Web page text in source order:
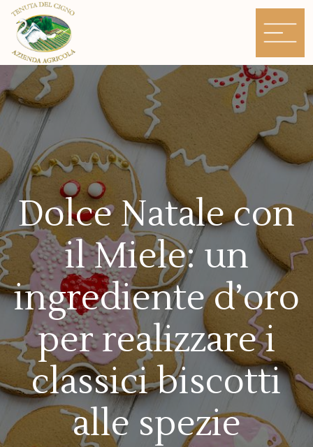
Skip
content
Dolce Natale con
il Miele: un
ingrediente d’oro
per realizzare i
classici biscotti
alle spezie